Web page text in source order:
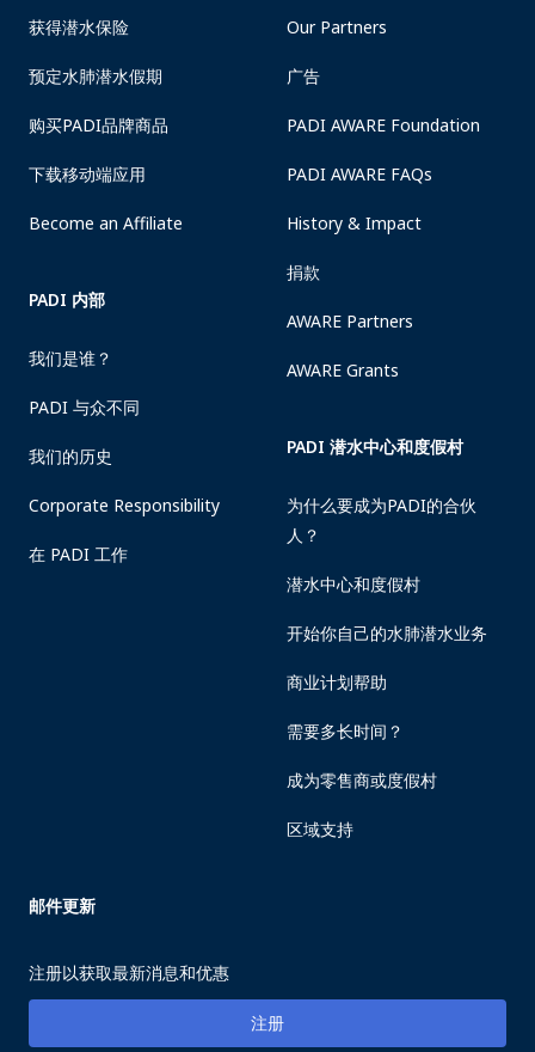
获得潜水保险
预定水肺潜水假期
购买PADI品牌商品
下载移动端应用
Become an Affiliate
PADI 内部
我们是谁？
PADI 与众不同
我们的历史
Corporate Responsibility
在 PADI 工作
Our Partners
广告
PADI AWARE Foundation
PADI AWARE FAQs
History & Impact
捐款
AWARE Partners
AWARE Grants
PADI 潜水中心和度假村
为什么要成为PADI的合伙
人？
潜水中心和度假村
开始你自己的水肺潜水业务
商业计划帮助
需要多长时间？
成为零售商或度假村
区域支持
邮件更新
注册以获取最新消息和优惠
注册